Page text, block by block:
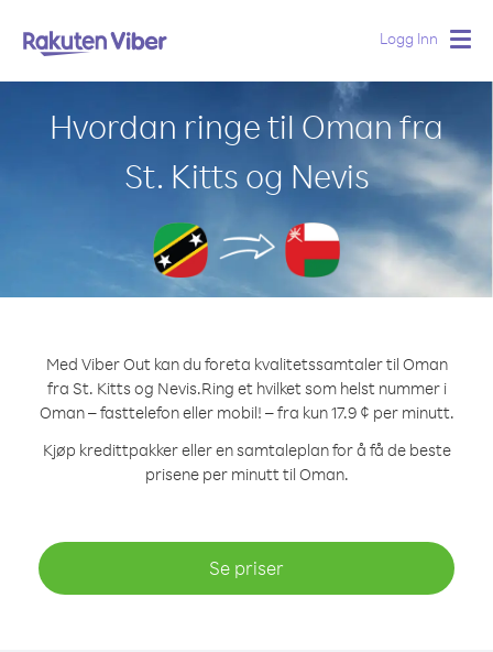
Logg Inn
Hvordan ringe til Oman fra
St. Kitts og Nevis
Med Viber Out kan du foreta kvalitetssamtaler til Oman
fra St. Kitts og Nevis.Ring et hvilket som helst nummer i
Oman – fasttelefon eller mobil! – fra kun 17.9 ¢ per minutt.
Kjøp kredittpakker eller en samtaleplan for å få de beste
prisene per minutt til Oman.
Se priser